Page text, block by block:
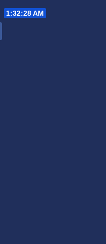
1:32:29 AM